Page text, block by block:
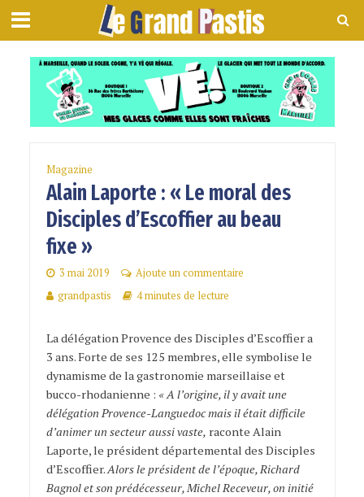
Magazine
Alain Laporte : « Le moral des
Disciples d’Escoffier au beau
fixe »
3 mai 2019
Ajoute un commentaire
grandpastis
4 minutes de lecture
La délégation Provence des Disciples d’Escoffier a
3 ans. Forte de ses 125 membres, elle symbolise le
dynamisme de la gastronomie marseillaise et
bucco-rhodanienne : « A l’origine, il y avait une
délégation Provence-Languedoc mais il était difficile
d’animer un secteur aussi vaste, raconte Alain
Laporte, le président départemental des Disciples
d’Escoffier.Alors le président de l’époque, Richard
Bagnol et son prédécesseur, Michel Receveur, on initié